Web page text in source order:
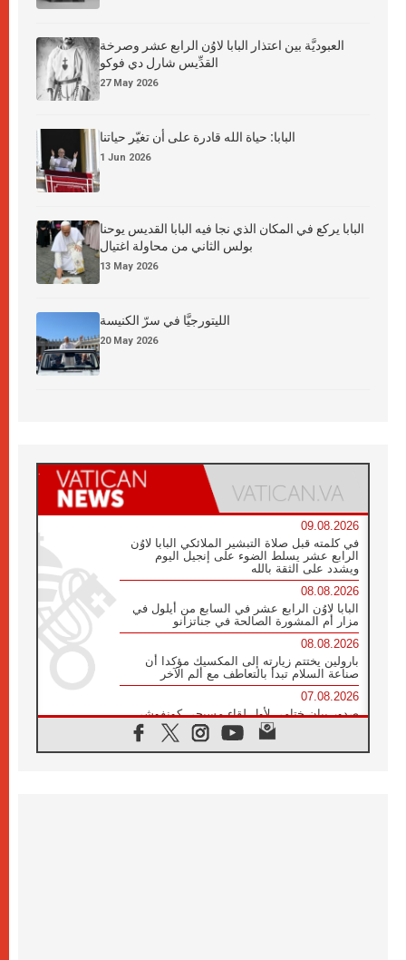
العبوديَّة بين اعتذار البابا لاوُن الرابع عشر وصرخة
القدِّيس شارل دي فوكو
27 May 2026
البابا: حياة الله قادرة على أن تغيّر حياتنا
1 Jun 2026
البابا يركع في المكان الذي نجا فيه البابا القديس يوحنا
بولس الثاني من محاولة اغتيال
13 May 2026
الليتورجيَّا في سرّ الكنيسة
20 May 2026
09.08.2026
في كلمته قبل صلاة التبشير الملائكي البابا لاوُن
الرابع عشر يسلط الضوء على إنجيل اليوم
ويشدد على الثقة بالله
08.08.2026
البابا لاوُن الرابع عشر في السابع من أيلول في
مزار أم المشورة الصالحة في جناتزانو
08.08.2026
بارولين يختتم زيارته إلى المكسيك مؤكدا أن
صناعة السلام تبدأ بالتعاطف مع ألم الآخر
07.08.2026
صدور بيان ختامي لأول لقاء مسيحي كونفوشي
بمشاركة الدائرة الفاتيكانية للحوار بين الأديان
07.08.2026